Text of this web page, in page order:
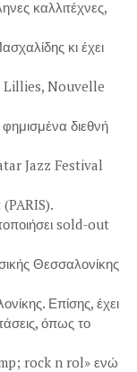
καλλιτέχνες,
κι έχει
Lillies, Nouvelle
διεθνή
Jazz Festival
sold-out
Θεσσαλονίκης
Επίσης, έχει
όπως το
rock n rol» ενώ